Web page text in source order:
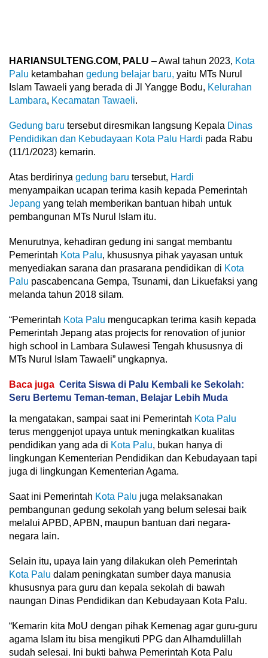
HARIANSULTENG.COM, PALU – Awal tahun 2023, Kota
Palu ketambahan gedung belajar baru, yaitu MTs Nurul
Islam Tawaeli yang berada di Jl Yangge Bodu, Kelurahan
Lambara, Kecamatan Tawaeli.
Gedung baru tersebut diresmikan langsung Kepala Dinas
Pendidikan dan Kebudayaan Kota Palu Hardi pada Rabu
(11/1/2023) kemarin.
Atas berdirinya gedung baru tersebut, Hardi
menyampaikan ucapan terima kasih kepada Pemerintah
Jepang yang telah memberikan bantuan hibah untuk
pembangunan MTs Nurul Islam itu.
Menurutnya, kehadiran gedung ini sangat membantu
Pemerintah Kota Palu, khususnya pihak yayasan untuk
menyediakan sarana dan prasarana pendidikan di Kota
Palu pascabencana Gempa, Tsunami, dan Likuefaksi yang
melanda tahun 2018 silam.
“Pemerintah Kota Palu mengucapkan terima kasih kepada
Pemerintah Jepang atas projects for renovation of junior
high school in Lambara Sulawesi Tengah khususnya di
MTs Nurul Islam Tawaeli” ungkapnya.
Baca juga Cerita Siswa di Palu Kembali ke Sekolah:
Seru Bertemu Teman-teman, Belajar Lebih Muda
Ia mengatakan, sampai saat ini Pemerintah Kota Palu
terus menggenjot upaya untuk meningkatkan kualitas
pendidikan yang ada di Kota Palu, bukan hanya di
lingkungan Kementerian Pendidikan dan Kebudayaan tapi
juga di lingkungan Kementerian Agama.
Saat ini Pemerintah Kota Palu juga melaksanakan
pembangunan gedung sekolah yang belum selesai baik
melalui APBD, APBN, maupun bantuan dari negara-
negara lain.
Selain itu, upaya lain yang dilakukan oleh Pemerintah
Kota Palu dalam peningkatan sumber daya manusia
khususnya para guru dan kepala sekolah di bawah
naungan Dinas Pendidikan dan Kebudayaan Kota Palu.
“Kemarin kita MoU dengan pihak Kemenag agar guru-guru
agama Islam itu bisa mengikuti PPG dan Alhamdulillah
sudah selesai. Ini bukti bahwa Pemerintah Kota Palu